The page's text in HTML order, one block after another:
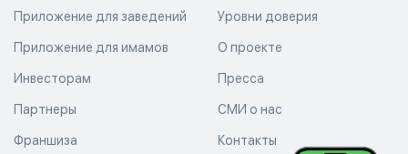
Уровни доверия
Приложение для заведений
Приложение для имамов О проекте
Пресса
СМИ о нас
Контакты
Инвесторам
Партнеры
Франшиза